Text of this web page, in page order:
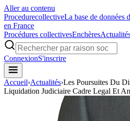
Aller au contenu
ProcedurecollectiveLa base de données
en France
Procédures collectivesEnchères
ConnexionS'inscrire
Accueil›Actualités›Les Poursuites Du
Liquidation Judiciaire Cadre Legal Et